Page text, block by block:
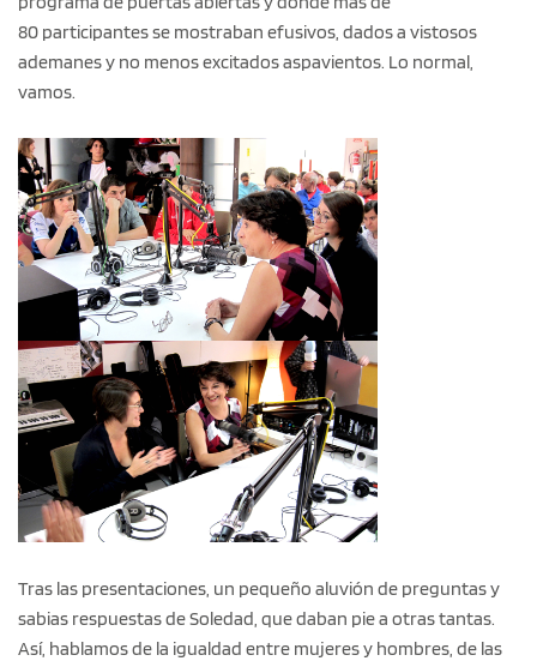
80 participantes se mostraban efusivos, dados a vistosos
ademanes y no menos excitados aspavientos. Lo normal,
vamos.
Tras las presentaciones, un pequeño aluvión de preguntas y
sabias respuestas de Soledad, que daban pie a otras tantas.
Así, hablamos de la igualdad entre mujeres y hombres, de las